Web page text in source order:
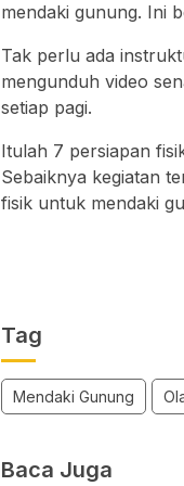
mendaki gunung. Ini
Tak perlu ada
mengunduh video
setiap pagi.
Itulah 7 persiapan
Sebaiknya kegiatan
fisik untuk mendaki
Tag
Mendaki Gunung
Baca Juga